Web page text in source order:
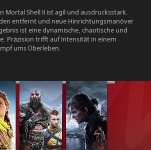
Mortal Shell II ist agil und ausdrucksstark.
entfernt und neue Hinrichtungsmanöver
ist eine dynamische, chaotische und
Präzision trifft auf Intensität in einem
ums Überleben.